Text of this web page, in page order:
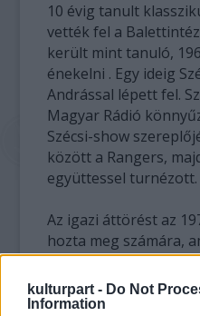
kulturpart - Do Not
Information
10 évig tanult
vették fel a
került mint tanuló,
énekelni . Egy ideig
Andrással lépett fel.
Magyar Rádió
Szécsi-show
között a Rangers,
együttessel turnézott.
Az igazi áttörést az
hozta meg számára,
című dalt elénekelte.
Az igazán ismert